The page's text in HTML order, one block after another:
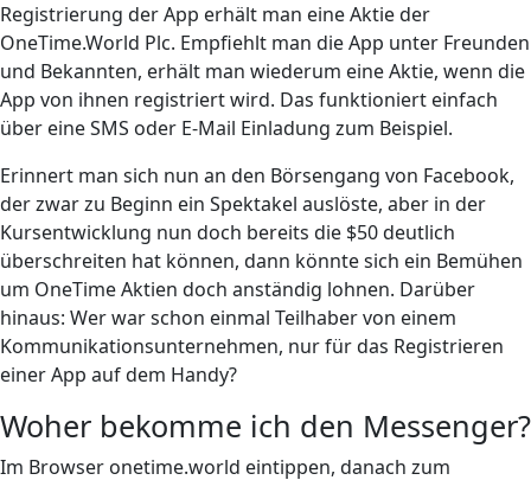
Registrierung der App erhält man eine Aktie der
OneTime.World Plc. Empfiehlt man die App unter Freunden
und Bekannten, erhält man wiederum eine Aktie, wenn die
App von ihnen registriert wird. Das funktioniert einfach
über eine SMS oder E-Mail Einladung zum Beispiel.
Erinnert man sich nun an den Börsengang von Facebook,
der zwar zu Beginn ein Spektakel auslöste, aber in der
Kursentwicklung nun doch bereits die $50 deutlich
überschreiten hat können, dann könnte sich ein Bemühen
um OneTime Aktien doch anständig lohnen. Darüber
hinaus: Wer war schon einmal Teilhaber von einem
Kommunikationsunternehmen, nur für das Registrieren
einer App auf dem Handy?
Woher bekomme ich den Messenger?
Im Browser onetime.world eintippen, danach zum